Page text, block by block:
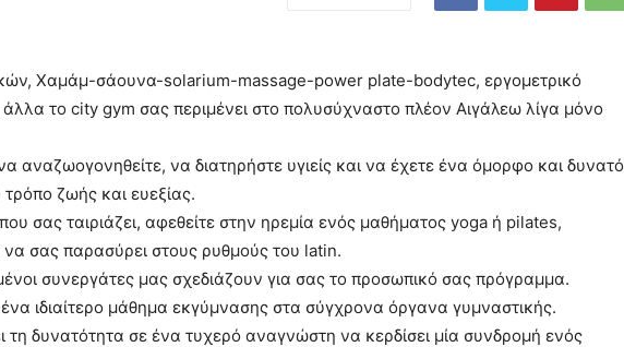
Χαμάμ-σάουνα-solarium-massage-power plate-bodytec, εργομετρικό
το city gym σας περιμένει στο πολυσύχναστο πλέον Αιγάλεω λίγα μόνο
αναζωογονηθείτε, να διατηρήστε υγιείς και να έχετε ένα όμορφο και δυνατό
ζωής και ευεξίας.
σας ταιριάζει, αφεθείτε στην ηρεμία ενός μαθήματος yoga ή pilates,
να σας παρασύρει στους ρυθμούς του latin.
συνεργάτες μας σχεδιάζουν για σας το προσωπικό σας πρόγραμμα.
ιδιαίτερο μάθημα εκγύμνασης στα σύγχρονα όργανα γυμναστικής.
τη δυνατότητα σε ένα τυχερό αναγνώστη να κερδίσει μία συνδρομή ενός